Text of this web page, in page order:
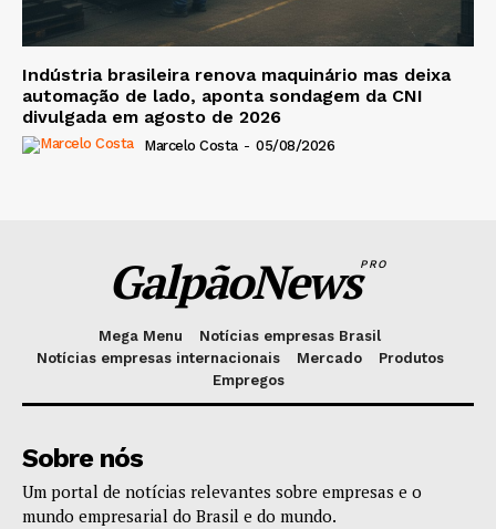
Indústria brasileira renova maquinário mas deixa
automação de lado, aponta sondagem da CNI
divulgada em agosto de 2026
Marcelo Costa - 05/08/2026
GalpãoNewsPRO
Mega Menu
Notícias empresas Brasil
Notícias empresas internacionais
Mercado
Produtos
Empregos
Sobre nós
Um portal de notícias relevantes sobre empresas e o
mundo empresarial do Brasil e do mundo.